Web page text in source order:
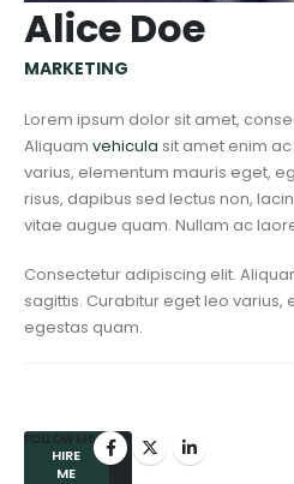
Alice Doe
MARKETING
Lorem ipsum dolor sit amet,
Aliquam vehicula sit amet enim
varius, elementum mauris eget,
risus, dapibus sed lectus non,
vitae augue quam. Nullam ac
Consectetur adipiscing elit.
sagittis. Curabitur eget leo varius,
egestas quam.
GET IN
TOUCH
HIRE
ME
FOLLOW ME